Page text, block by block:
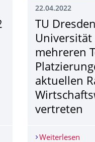
22.04.2022
TU
mehreren
aktuellen
vertreten
Weiterlesen TU